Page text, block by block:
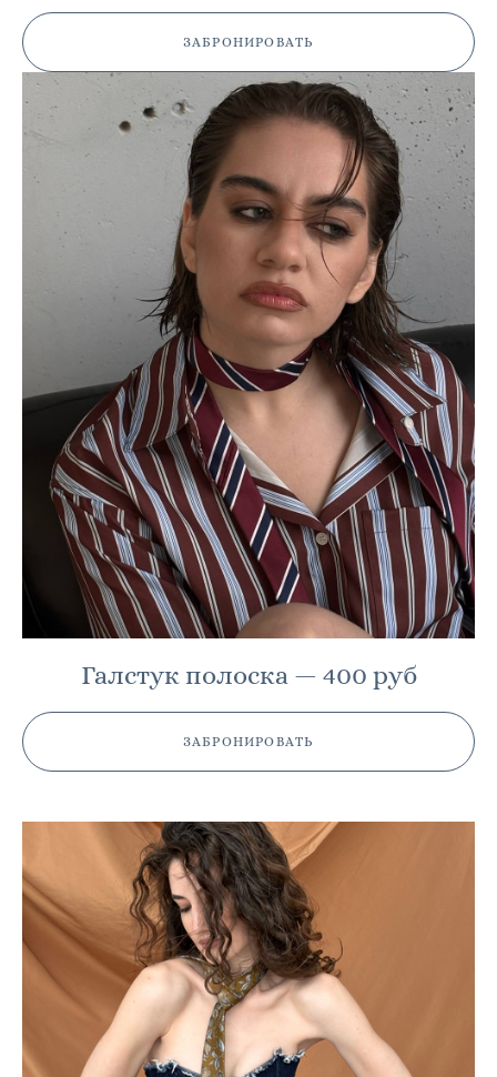
ЗАБРОНИРОВАТЬ
Галстук полоска — 400 руб
ЗАБРОНИРОВАТЬ